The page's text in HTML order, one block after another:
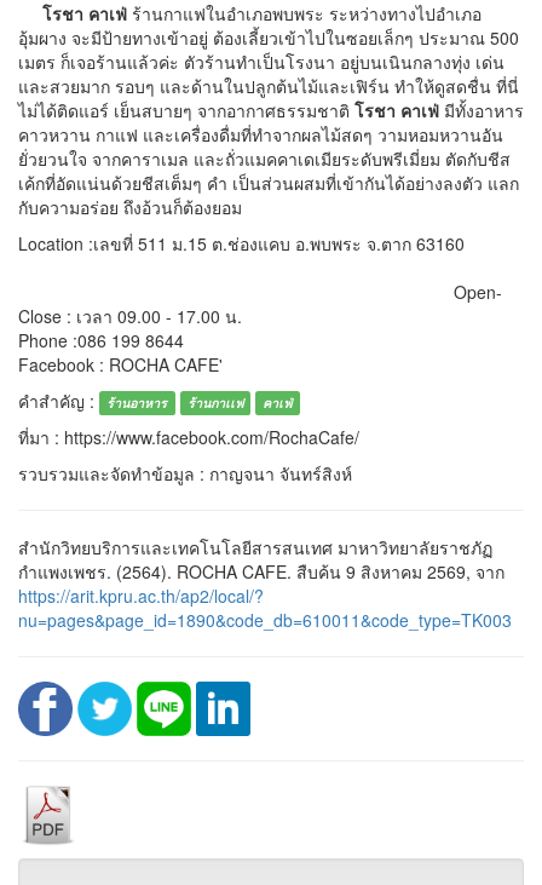
โรชา คาเฟ่ ร้านกาแฟในอำเภอพบพระ ระหว่างทางไปอำเภอ
อุ้มผาง จะมีป้ายทางเข้าอยู่ ต้องเลี้ยวเข้าไปในซอยเล็กๆ ประมาณ 500
เมตร ก็เจอร้านแล้วค่ะ ตัวร้านทำเป็นโรงนา อยู่บนเนินกลางทุ่ง เด่น
และสวยมาก รอบๆ และด้านในปลูกต้นไม้และเฟิร์น ทำให้ดูสดชื่น ที่นี่
ไม่ได้ติดแอร์ เย็นสบายๆ จากอากาศธรรมชาติ โรชา คาเฟ่ มีทั้งอาหาร
คาวหวาน กาแฟ และเครื่องดื่มที่ทำจากผลไม้สดๆ วามหอมหวานอัน
ยั่วยวนใจ จากคาราเมล และถั่วแมคคาเดเมียระดับพรีเมี่ยม ตัดกับชีส
เค้กที่อัดแน่นด้วยชีสเต็มๆ คำ เป็นส่วนผสมที่เข้ากันได้อย่างลงตัว แลก
กับความอร่อย ถึงอ้วนก็ต้องยอม
Location :เลขที่ 511 ม.15 ต.ช่องแคบ อ.พบพระ จ.ตาก 63160
Open-
Close : เวลา 09.00 - 17.00 น.
Phone :086 199 8644
Facebook : ROCHA CAFE'
คำสำคัญ :
ร้านอาหาร ร้านกาเเฟ คาเฟ่
ที่มา : https://www.facebook.com/RochaCafe/
รวบรวมและจัดทำข้อมูล : กาญจนา จันทร์สิงห์
สำนักวิทยบริการและเทคโนโลยีสารสนเทศ มาหาวิทยาลัยราชภัฏ
กำแพงเพชร. (2564). ROCHA CAFE. สืบค้น 9 สิงหาคม 2569, จาก
https://arit.kpru.ac.th/ap2/local/?
nu=pages&page_id=1890&code_db=610011&code_type=TK003